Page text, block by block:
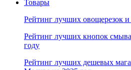
Товары
Рейтинг лучших овощерезок и
Рейтинг лучших кнопок
году
Рейтинг лучших дешевых